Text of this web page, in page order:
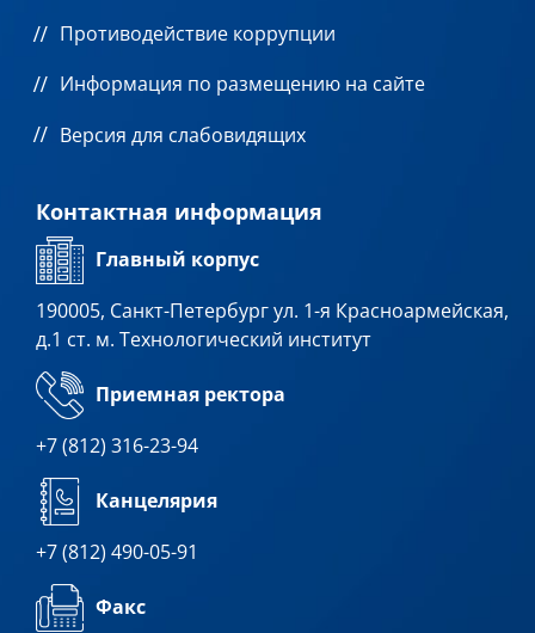
Противодействие коррупции
Информация по размещению на сайте
Версия для слабовидящих
Контактная информация
Главный корпус
190005, Санкт-Петербург ул. 1-я Красноармейская,
д.1 ст. м. Технологический институт
Приемная ректора
+7 (812) 316-23-94
Канцелярия
+7 (812) 490-05-91
Факс